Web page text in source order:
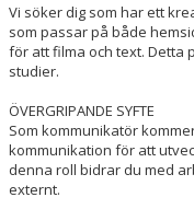
Vi söker dig som har ett
som passar på både
för att filma och text. Detta
studier.
ÖVERGRIPANDE SYFTE
Som kommunikatör
kommunikation för att
denna roll bidrar du med
externt.